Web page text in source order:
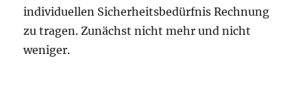
individuellen Sicherheitsbedürfnis Rechnung
zu tragen. Zunächst nicht mehr und nicht
weniger.